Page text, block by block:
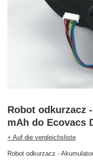
Robot odkurzacz
mAh do Ecovacs
+ Auf die vergleichsliste
Robot odkurzacz -